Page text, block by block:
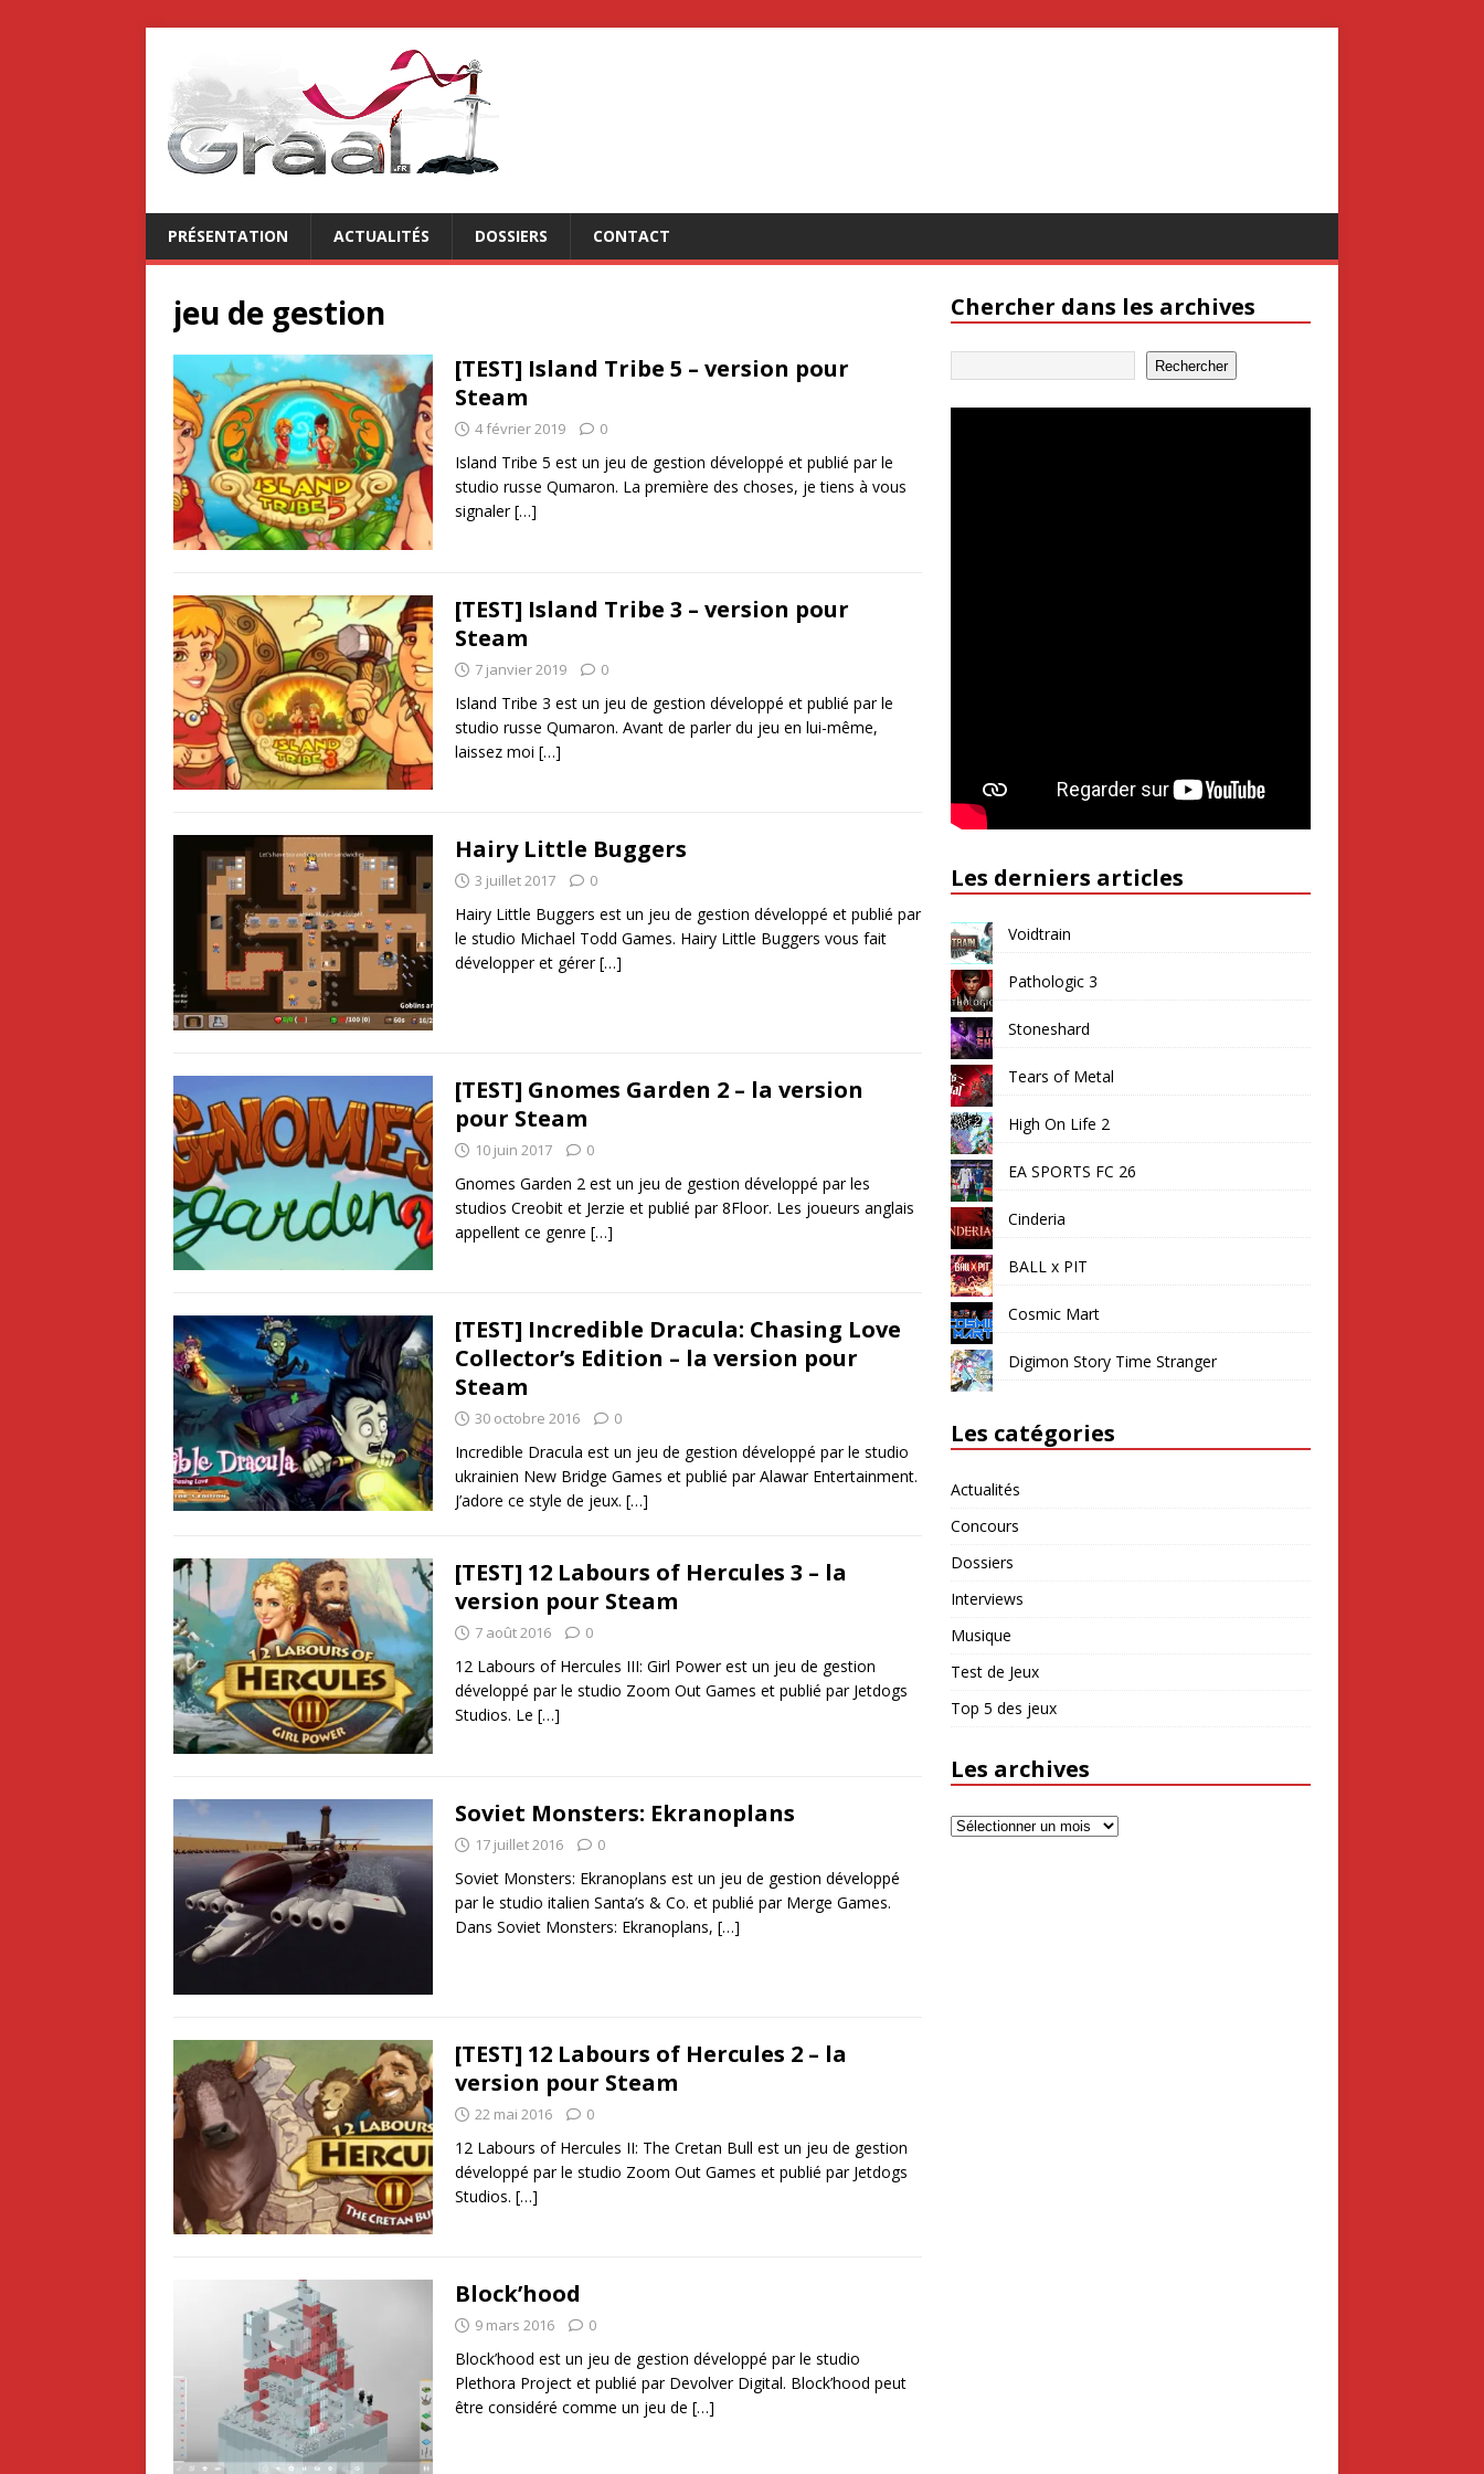
PRÉSENTATION ACTUALITÉS DOSSIERS CONTACT
jeu de gestion
[TEST] Island Tribe 5 – version pour
Steam
4 février 2019 0
Island Tribe 5 est un jeu de gestion développé et publié par le
studio russe Qumaron. La première des choses, je tiens à vous
signaler[…]
[TEST] Island Tribe 3 – version pour
Steam
7 janvier 2019 0
Island Tribe 3 est un jeu de gestion développé et publié par le
studio russe Qumaron. Avant de parler du jeu en lui-même,
laissez moi […]
Hairy Little Buggers
3 juillet 2017 0
Hairy Little Buggers est un jeu de gestion développé et publié par
le studio Michael Todd Games. Hairy Little Buggers vous fait
développer et gérer[…]
[TEST] Gnomes Garden 2 – la version
pour Steam
10 juin 2017 0
Gnomes Garden 2 est un jeu de gestion développé par les
studios Creobit et Jerzie et publié par 8Floor. Les joueurs anglais
appellent ce genre […]
[TEST] Incredible Dracula: Chasing Love
Collector’s Edition – la version pour
Steam
30 octobre 2016 0
Incredible Dracula est un jeu de gestion développé par le studio
ukrainien New Bridge Games et publié par Alawar Entertainment.
J’adore ce style de jeux. […]
[TEST] 12 Labours of Hercules 3 – la
version pour Steam
7 août 2016 0
12 Labours of Hercules III: Girl Power est un jeu de gestion
développé par le studio Zoom Out Games et publié par Jetdogs
Studios. Le […]
Soviet Monsters: Ekranoplans
17 juillet 2016 0
Soviet Monsters: Ekranoplans est un jeu de gestion développé
par le studio italien Santa’s & Co. et publié par Merge Games.
Dans Soviet Monsters: Ekranoplans, […]
[TEST] 12 Labours of Hercules 2 – la
version pour Steam
22 mai 2016 0
12 Labours of Hercules II: The Cretan Bull est un jeu de gestion
développé par le studio Zoom Out Games et publié par Jetdogs
Studios. […]
Block’hood
9 mars 2016 0
Block’hood est un jeu de gestion développé par le studio
Plethora Project et publié par Devolver Digital. Block’hood peut
être considéré comme un jeu de […]
Chercher dans les archives
Rechercher
Les derniers articles
Voidtrain
Pathologic 3
Stoneshard
Tears of Metal
High On Life 2
EA SPORTS FC 26
Cinderia
BALL x PIT
Cosmic Mart
Digimon Story Time Stranger
Les catégories
Actualités
Concours
Dossiers
Interviews
Musique
Test de Jeux
Top 5 des jeux
Les archives